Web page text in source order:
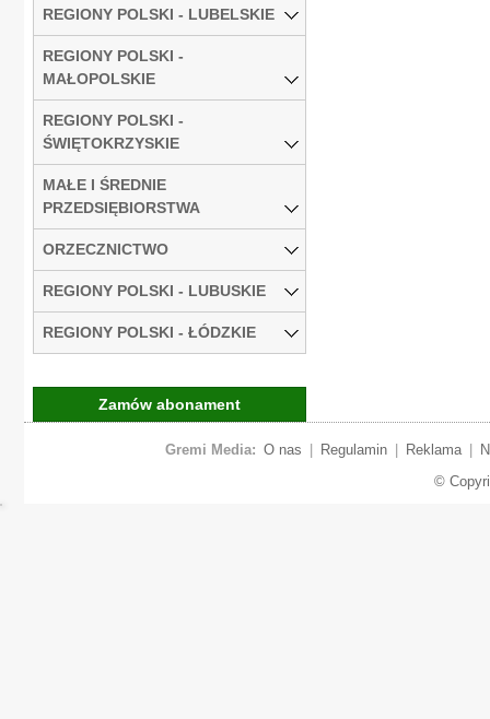
REGIONY POLSKI - LUBELSKIE
REGIONY POLSKI -
MAŁOPOLSKIE
REGIONY POLSKI -
ŚWIĘTOKRZYSKIE
MAŁE I ŚREDNIE
PRZEDSIĘBIORSTWA
ORZECZNICTWO
REGIONY POLSKI - LUBUSKIE
REGIONY POLSKI - ŁÓDZKIE
Zamów abonament
Gremi Media: O nas Regulamin Reklama
©